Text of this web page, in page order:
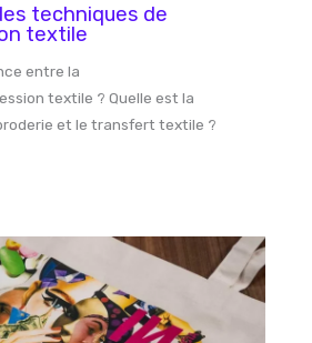
techniques de
textile
entre la
textile ? Quelle est la
et le transfert textile ?